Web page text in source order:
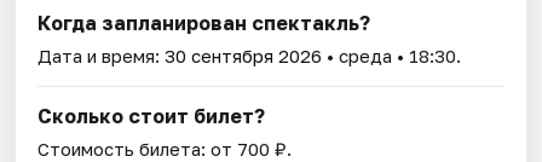
Когда запланирован спектакль?
Дата и время:30 сентября 2026 • среда • 18:30.
Сколько стоит билет?
Стоимость билета: от 700 ₽.